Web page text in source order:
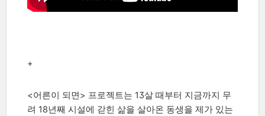
+
<어른이 되면> 프로젝트는 13살 때부터 지금까지 무
려 18년째 시설에 갇힌 삶을 살아온 동생을 제가 있는